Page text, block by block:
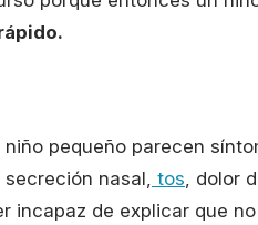
pequeño parecen
nasal, tos, dolor
incapaz de explicar que